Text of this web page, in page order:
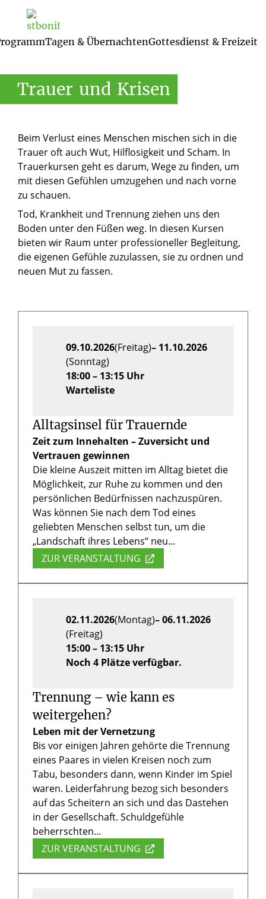
Tagen & ÜbernachtenGottesdienst & Freizeit
Start/Bildung & Programm
Krisen
Trauer und Krisen
Beim Verlust eines Menschen mischen sich in die
Trauer oft auch Wut, Hilflosigkeit und Scham. In
Trauerkursen geht es darum, Wege zu finden, um
mit diesen Gefühlen umzugehen und nach vorne
zu schauen.
Tod, Krankheit und Trennung ziehen uns den
Boden unter den Füßen weg. In diesen Kursen
bieten wir Raum unter professioneller Begleitung,
die eigenen Gefühle zuzulassen, sie zu ordnen und
neuen Mut zu fassen.
Alltagsinsel für Trauernde
Zeit zum Innehalten – Zuversicht und
Vertrauen gewinnen
Die kleine Auszeit mitten im Alltag bietet die
Möglichkeit, zur Ruhe zu kommen und den
persönlichen Bedürfnissen nachzuspüren.
Was können Sie nach dem Tod eines
geliebten Menschen selbst tun, um die
„Landschaft ihres Lebens“ neu...
ZUR VERANSTALTUNG
09.10.2026(Freitag)– 11.10.2026
(Sonntag)
18:00 – 13:15 Uhr
Warteliste
Trennung – wie kann es
weitergehen?
Leben mit der Vernetzung
Bis vor einigen Jahren gehörte die Trennung
eines Paares in vielen Kreisen noch zum
Tabu, besonders dann, wenn Kinder im Spiel
waren. Leiderfahrung bezog sich besonders
auf das Scheitern an sich und das Dastehen
in der Gesellschaft. Schuldgefühle
beherrschten...
ZUR VERANSTALTUNG
02.11.2026(Montag)– 06.11.2026
(Freitag)
15:00 – 13:15 Uhr
Noch 4 Plätze verfügbar.